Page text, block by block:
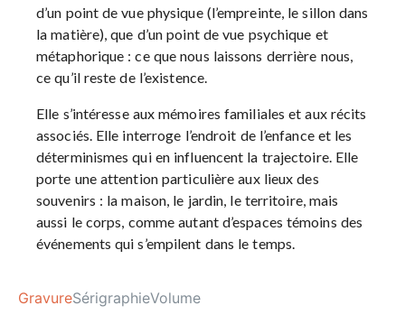
d’un point de vue physique (l’empreinte, le sillon dans
la matière), que d’un point de vue psychique et
métaphorique : ce que nous laissons derrière nous,
ce qu’il reste de l’existence.
Elle s’intéresse aux mémoires familiales et aux récits
associés. Elle interroge l’endroit de l’enfance et les
déterminismes qui en influencent la trajectoire. Elle
porte une attention particulière aux lieux des
souvenirs : la maison, le jardin, le territoire, mais
aussi le corps, comme autant d’espaces témoins des
événements qui s’empilent dans le temps.
GravureSérigraphieVolume